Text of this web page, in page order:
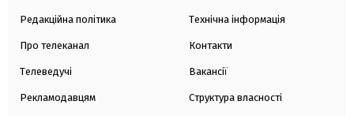
Редакційна політика
Про телеканал
Телеведучі
Рекламодавцям
Технічна інформація
Контакти
Вакансії
Структура власності